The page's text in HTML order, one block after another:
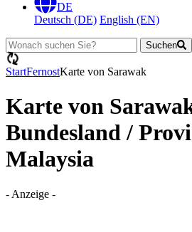
DE
Deutsch (DE) English (EN)
Suchen
StartFernostKarte von Sarawak
Karte von
Bundesland /
Malaysia
- Anzeige -